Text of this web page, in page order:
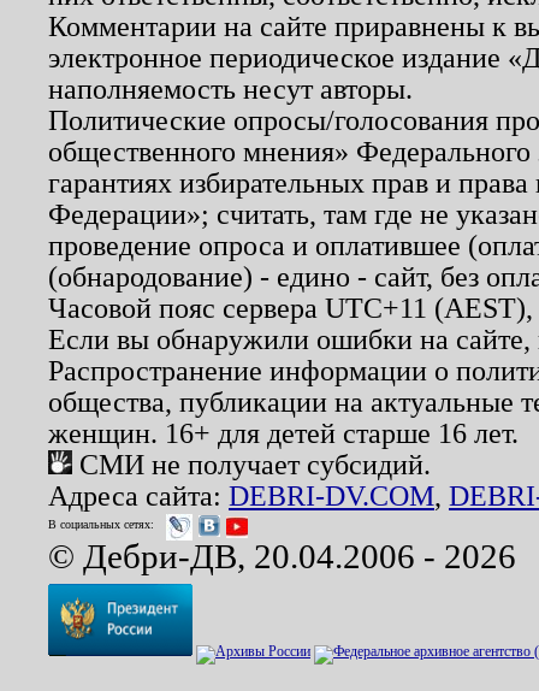
Комментарии на сайте приравнены к
электронное периодическое издание
наполняемость несут авторы.
Политические опросы/голосования
общественного мнения»
гарантиях избирательных прав и
Федерации»; считать, там где не
проведение опроса и оплатившее
(обнародование) - едино - сайт, без
Часовой пояс сервера UTC+11
Если вы обнаружили ошибки на
Распространение информации о
общества, публикации на актуальные
женщин. 16+ для детей старше 16 лет.
СМИ не получает субсидий.
Адреса сайта: DEBRI-DV.COM,
В социальных сетях:
© Дебри-ДВ, 20.04.2006 - 2026